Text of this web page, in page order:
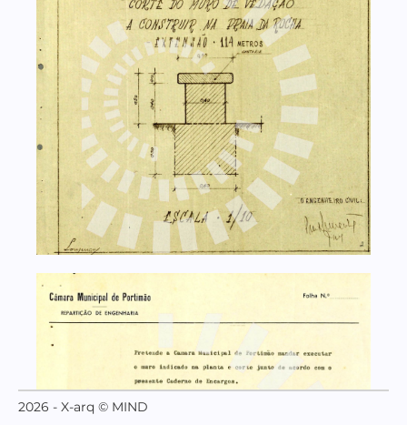
2026 - X-arq © MIND